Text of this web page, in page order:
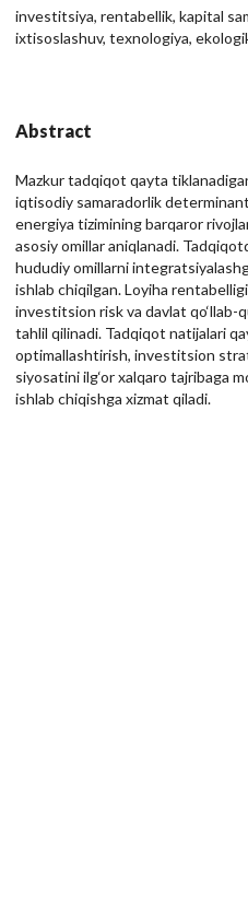
investitsiya, rentabellik, kapital
ixtisoslashuv, texnologiya,
Abstract
Mazkur tadqiqot qayta
iqtisodiy samaradorlik
energiya tizimining barqaror
asosiy omillar aniqlanadi.
hududiy omillarni
ishlab chiqilgan. Loyiha
investitsion risk va davlat qo‘llab-
tahlil qilinadi. Tadqiqot natijalari
optimallashtirish, investitsion
siyosatini ilg‘or xalqaro tajribaga
ishlab chiqishga xizmat qiladi.